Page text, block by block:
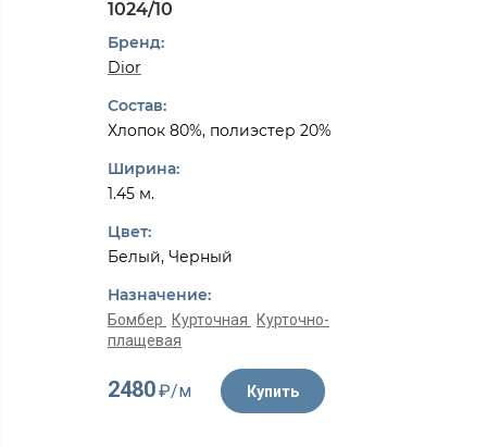
1024/10
Бренд:
Dior
Состав:
Хлопок 80%, полиэстер 20%
Ширина:
1.45 м.
Цвет:
Белый, Черный
Назначение:
Бомбер Курточная
Курточно-
плащевая
2480₽/м Купить